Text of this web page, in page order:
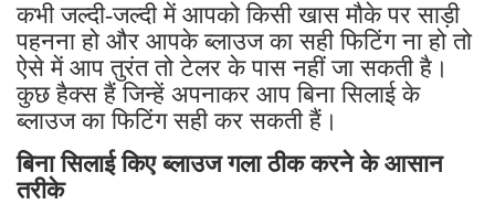
कभी जल्दी-जल्दी में आपको किसी खास मौके पर साड़ी
पहनना हो और आपके ब्लाउज का सही फिटिंग ना हो तो
ऐसे में आप तुरंत तो टेलर के पास नहीं जा सकती है।
कुछ हैक्स हैं जिन्हें अपनाकर आप बिना सिलाई के
ब्लाउज का फिटिंग सही कर सकती हैं।
बिना सिलाई किए ब्लाउज गला ठीक करने के आसान
तरीके